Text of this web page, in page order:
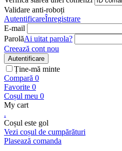
Validare anti-roboți
AutentificareÎnregistrare
E-mail
ParolăAi uitat parola?
Creează cont nou
Autentificare
Ține-mă minte
Compară 0
Favorite 0
Coșul meu 0
My cart
.
Coșul este gol
Vezi coșul de cumpărături
Plasează comanda